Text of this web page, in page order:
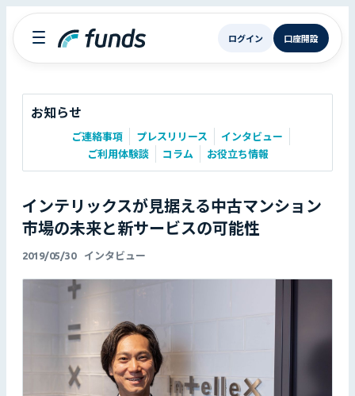
ログイン 口座開設
お知らせ
ご連絡事項 プレスリリース
インタビュー
ご利用体験談
コラム お役立ち情報
インテリックスが見据える中古マンション
市場の未来と新サービスの可能性
2019/05/30 インタビュー